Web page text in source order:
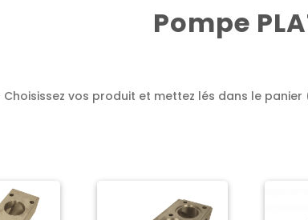
Pompe
Choisissez vos produit et mettez lés dans le